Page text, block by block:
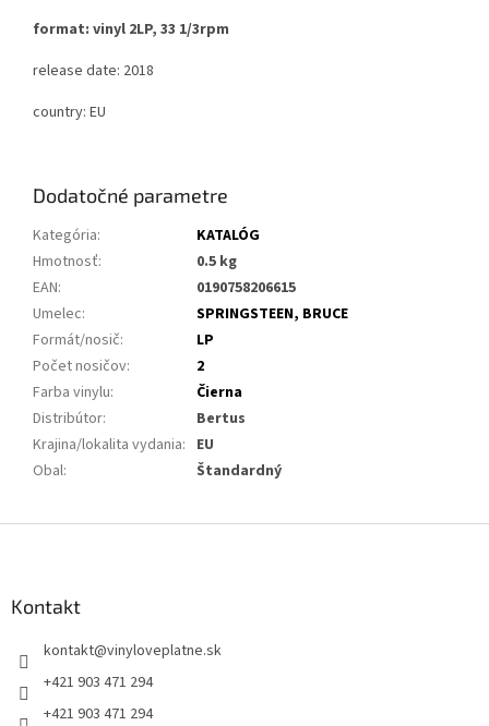
format: vinyl 2LP, 33 1/3rpm
release date: 2018
country: EU
Dodatočné parametre
Kategória:
KATALÓG
Hmotnosť:
0.5 kg
EAN:
0190758206615
Umelec:
SPRINGSTEEN, BRUCE
Formát/nosič:
LP
Počet nosičov:
2
Farba vinylu:
Čierna
Distribútor:
Bertus
Krajina/lokalita vydania: EU
Obal: Štandardný
Kontakt
kontakt@vinyloveplatne.sk
+421 903 471 294
+421 903 471 294